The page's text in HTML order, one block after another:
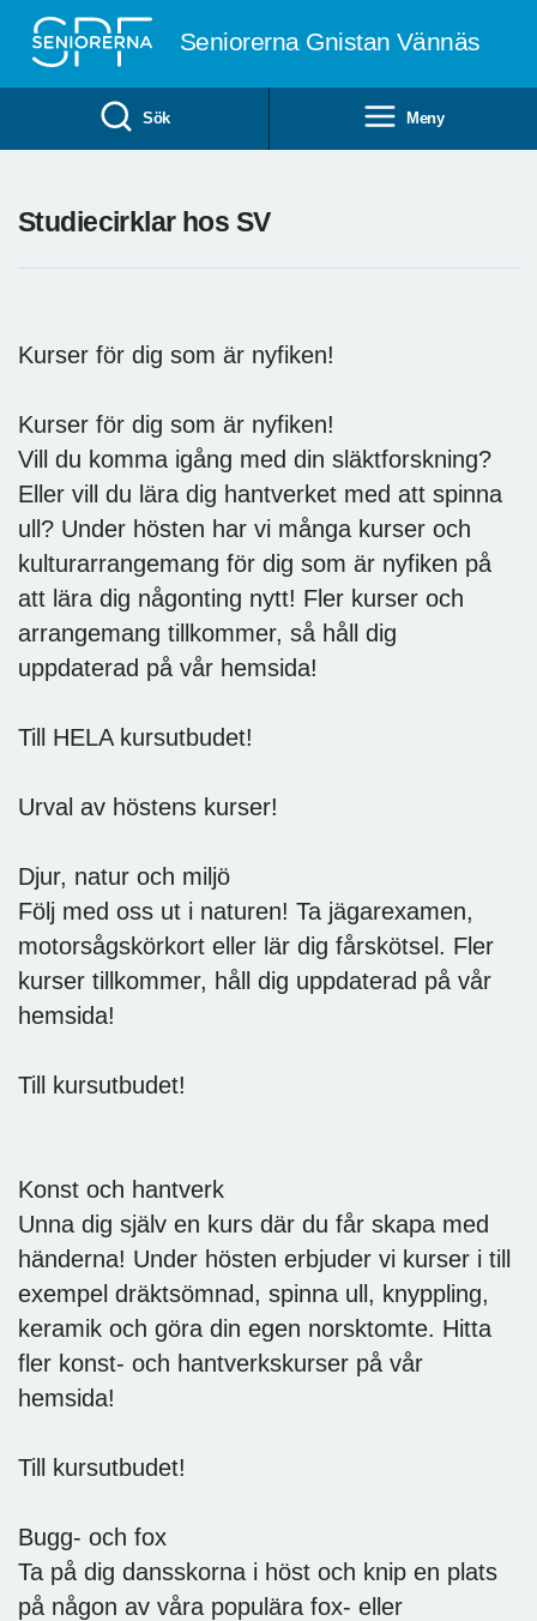
Seniorerna Gnistan Vännäs
Sök Meny
Studiecirklar hos SV
Kurser för dig som är nyfiken!
Kurser för dig som är nyfiken!
Vill du komma igång med din släktforskning?
Eller vill du lära dig hantverket med att spinna
ull? Under hösten har vi många kurser och
kulturarrangemang för dig som är nyfiken på
att lära dig någonting nytt! Fler kurser och
arrangemang tillkommer, så håll dig
uppdaterad på vår hemsida!
Till HELA kursutbudet!
Urval av höstens kurser!
Djur, natur och miljö
Följ med oss ut i naturen! Ta jägarexamen,
motorsågskörkort eller lär dig fårskötsel. Fler
kurser tillkommer, håll dig uppdaterad på vår
hemsida!
Till kursutbudet!
Konst och hantverk
Unna dig själv en kurs där du får skapa med
händerna! Under hösten erbjuder vi kurser i till
exempel dräktsömnad, spinna ull, knyppling,
keramik och göra din egen norsktomte. Hitta
fler konst- och hantverkskurser på vår
hemsida!
Till kursutbudet!
Bugg- och fox
Ta på dig dansskorna i höst och knip en plats
på någon av våra populära fox- eller